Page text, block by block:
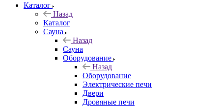
Каталог
Назад
Каталог
Сауна
Назад
Сауна
Оборудование
Назад
Оборудование
Электрические печи
Двери
Дровяные печи